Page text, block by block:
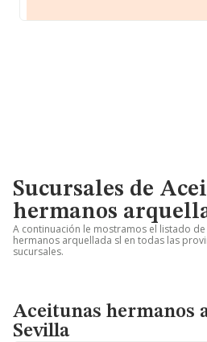
Sucursales de
hermanos
A continuación le mostramos el listado
hermanos arquellada sl en todas las
sucursales.
Aceitunas hermanos
Sevilla